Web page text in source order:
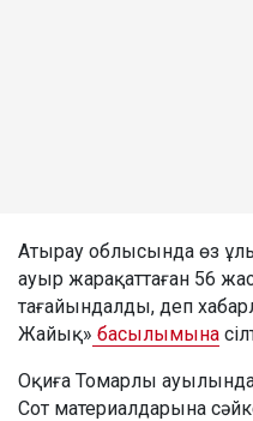
Атырау облысында өз
ауыр жарақаттаған 56
тағайындалды, деп
Жайық» басылымына
Оқиға Томарлы
Сот материалдарына